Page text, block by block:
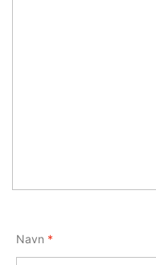
Navn *